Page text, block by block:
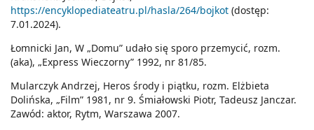
https://encyklopediateatru.pl/hasla/264/bojkot (dostęp:
7.01.2024).
Łomnicki Jan, W „Domu” udało się sporo przemycić, rozm.
(aka), „Express Wieczorny” 1992, nr 81/85.
Mularczyk Andrzej, Heros środy i piątku, rozm. Elżbieta
Dolińska, „Film” 1981, nr 9. Śmiałowski Piotr, Tadeusz Janczar.
Zawód: aktor, Rytm, Warszawa 2007.